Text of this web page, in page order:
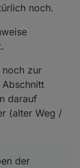
noch.
noch zur
darauf
(alter Weg /
der